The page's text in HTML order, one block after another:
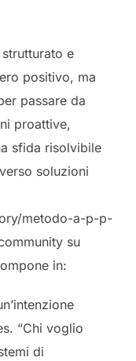
e
positivo, ma
passare da
proattive,
sfida risolvibile
soluzioni
metodo-a-p-p-
su
in:
“Chi voglio
di